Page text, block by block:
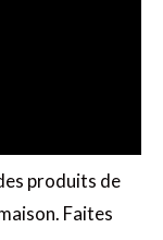
produits de
Faites